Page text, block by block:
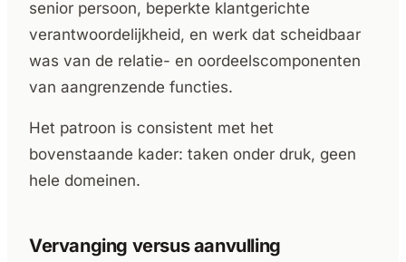
senior persoon, beperkte klantgerichte
verantwoordelijkheid, en werk dat scheidbaar
was van de relatie- en oordeelscomponenten
van aangrenzende functies.
Het patroon is consistent met het
bovenstaande kader: taken onder druk, geen
hele domeinen.
Vervanging versus aanvulling